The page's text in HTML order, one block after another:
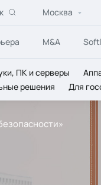
Москва
M&A
ПК и серверы
решения Для